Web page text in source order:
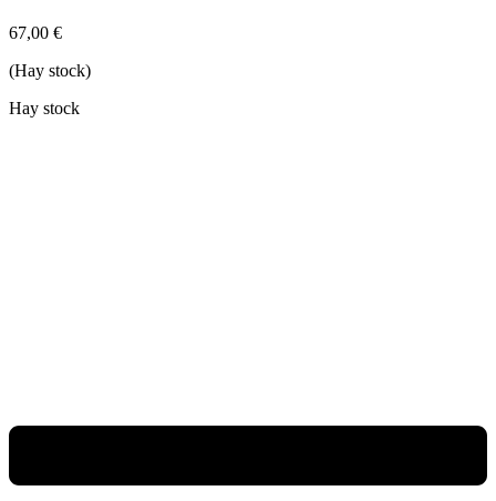
67,00 €
(Hay stock)
Hay stock